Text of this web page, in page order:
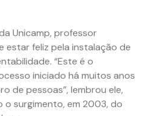
Unicamp, professor
estar feliz pela instalação de
“Este é o
iniciado há muitos anos
de pessoas”, lembrou ele,
surgimento, em 2003, do